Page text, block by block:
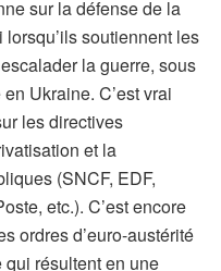
sur la défense de la
soutiennent les
la guerre, sous
Ukraine. C’est vrai
les directives
et la
(SNCF, EDF,
etc.). C’est encore
ordres d’euro-austérité
qui résultent en une